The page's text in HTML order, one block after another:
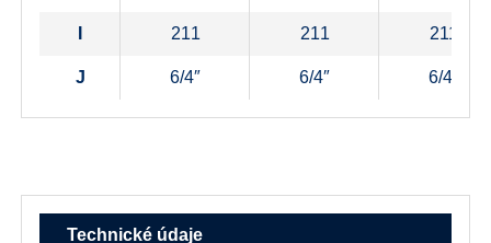
211 211 211
J 6/4″ 6/4″ 6/4″
Technické údaje